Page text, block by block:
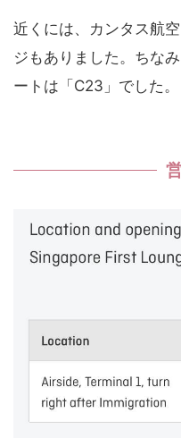
近くには、カンタス航
ジもありました。ちな
ートは「C23」でした。